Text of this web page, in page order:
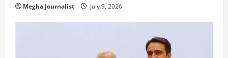
Megha Journalist July 9, 2026